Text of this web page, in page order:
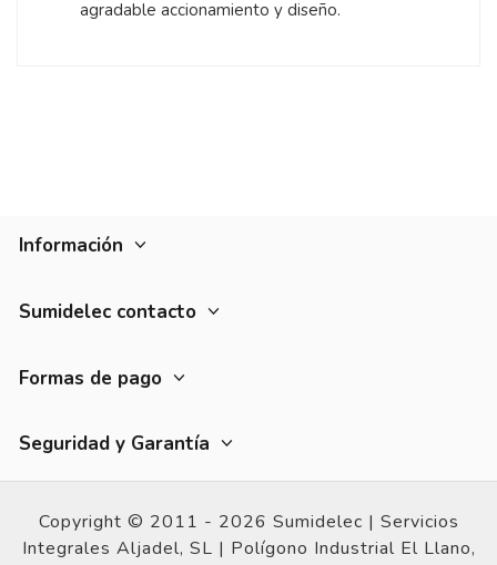
agradable accionamiento y diseño.
Información
Sumidelec contacto
Formas de pago
Seguridad y Garantía
Copyright © 2011 - 2026 Sumidelec | Servicios
Integrales Aljadel, SL | Polígono Industrial El Llano,